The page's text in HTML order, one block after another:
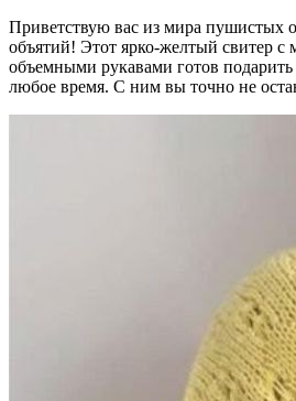
Приветствую вас из мира пушистых
объятий! Этот ярко-желтый свитер
объемными рукавами готов
любое время. С ним вы точно не